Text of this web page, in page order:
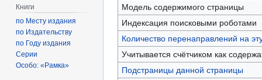
Модель содержимого страницы
Индексация поисковыми роботами
Количество перенаправлений на
Учитывается счётчиком как
Подстраницы данной страницы
Книги
по Месту издания
по Издательству
по Году издания
Серии
Особо: «Рамка»